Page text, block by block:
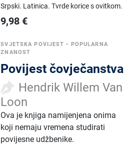
Srpski. Latinica.Tvrde korice s ovitkom.
9,98 €
SVJETSKA POVIJEST • POPULARNA
ZNANOST
Povijest čovječanstva
Hendrik Willem Van
Loon
Ova je knjiga namijenjena onima
koji nemaju vremena studirati
povijesne udžbenike.